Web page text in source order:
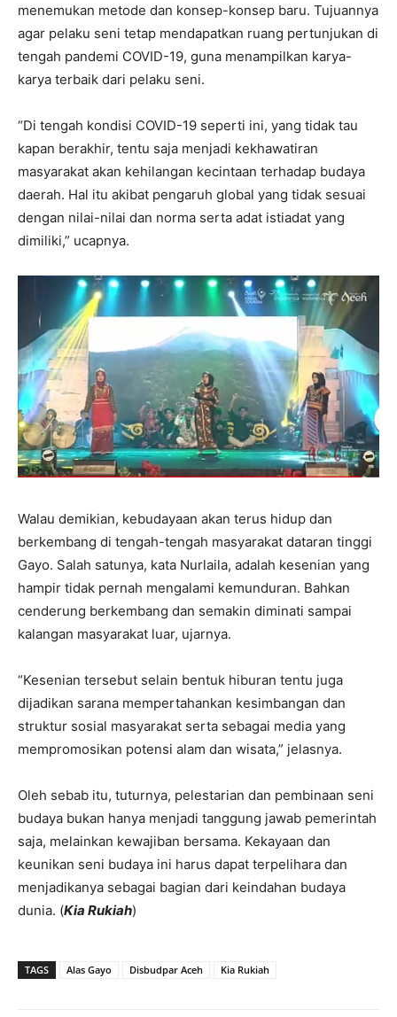
menemukan metode dan konsep-konsep baru. Tujuannya
agar pelaku seni tetap mendapatkan ruang pertunjukan di
tengah pandemi COVID-19, guna menampilkan karya-
karya terbaik dari pelaku seni.
“Di tengah kondisi COVID-19 seperti ini, yang tidak tau
kapan berakhir, tentu saja menjadi kekhawatiran
masyarakat akan kehilangan kecintaan terhadap budaya
daerah. Hal itu akibat pengaruh global yang tidak sesuai
dengan nilai-nilai dan norma serta adat istiadat yang
dimiliki,” ucapnya.
Walau demikian, kebudayaan akan terus hidup dan
berkembang di tengah-tengah masyarakat dataran tinggi
Gayo. Salah satunya, kata Nurlaila, adalah kesenian yang
hampir tidak pernah mengalami kemunduran. Bahkan
cenderung berkembang dan semakin diminati sampai
kalangan masyarakat luar, ujarnya.
“Kesenian tersebut selain bentuk hiburan tentu juga
dijadikan sarana mempertahankan kesimbangan dan
struktur sosial masyarakat serta sebagai media yang
mempromosikan potensi alam dan wisata,” jelasnya.
Oleh sebab itu, tuturnya, pelestarian dan pembinaan seni
budaya bukan hanya menjadi tanggung jawab pemerintah
saja, melainkan kewajiban bersama. Kekayaan dan
keunikan seni budaya ini harus dapat terpelihara dan
menjadikanya sebagai bagian dari keindahan budaya
dunia. (Kia Rukiah)
TAGS Alas Gayo Disbudpar Aceh Kia Rukiah